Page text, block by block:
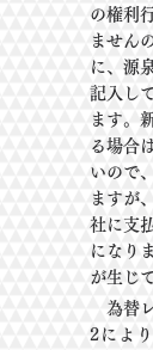
の権利
ません
に、源
記入し
ます。
る場合
いので
ますが
社に支
になり
が生じ
為替
2によ